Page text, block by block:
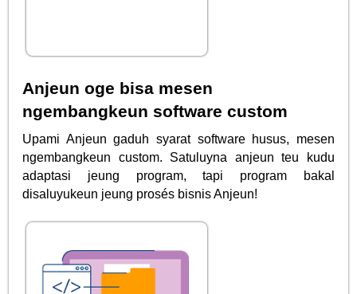
Anjeun oge bisa mesen
ngembangkeun software custom
Upami Anjeun gaduh syarat software husus, mesen
ngembangkeun custom. Satuluyna anjeun teu kudu
adaptasi jeung program, tapi program bakal
disaluyukeun jeung prosés bisnis Anjeun!